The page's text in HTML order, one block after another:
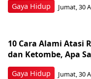
Gaya Hidup Jumat, 30
Gaya Hidup
10 Cara Alami Atasi
dan Ketombe, Apa
Jumat, 30